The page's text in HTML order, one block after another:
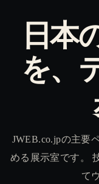
日本
を、
JWEB.co.jpの主要
める展示室です。
て